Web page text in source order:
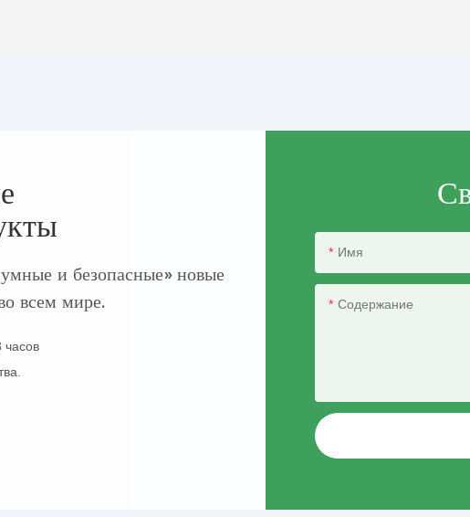
и безопасные» новые
всем мире.
часов
Имя
Содержание